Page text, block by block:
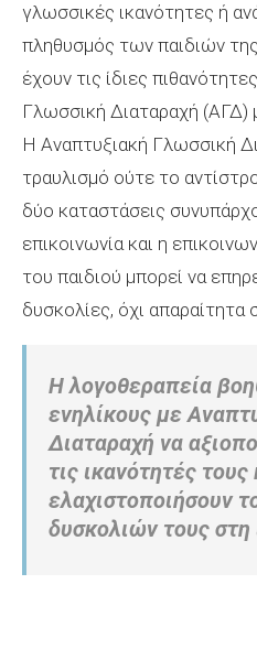
γλωσσικές ικανότητες ή
πληθυσμός των παιδιών
έχουν τις ίδιες
Γλωσσική Διαταραχή (ΑΓΔ)
Η Αναπτυξιακή Γλωσσική
τραυλισμό ούτε το
δύο καταστάσεις
επικοινωνία και η
του παιδιού μπορεί να
δυσκολίες, όχι απαραίτητα
Η λογοθεραπεία
ενηλίκους με
Διαταραχή να
τις ικανότητές τους
ελαχιστοποιήσουν
δυσκολιών τους